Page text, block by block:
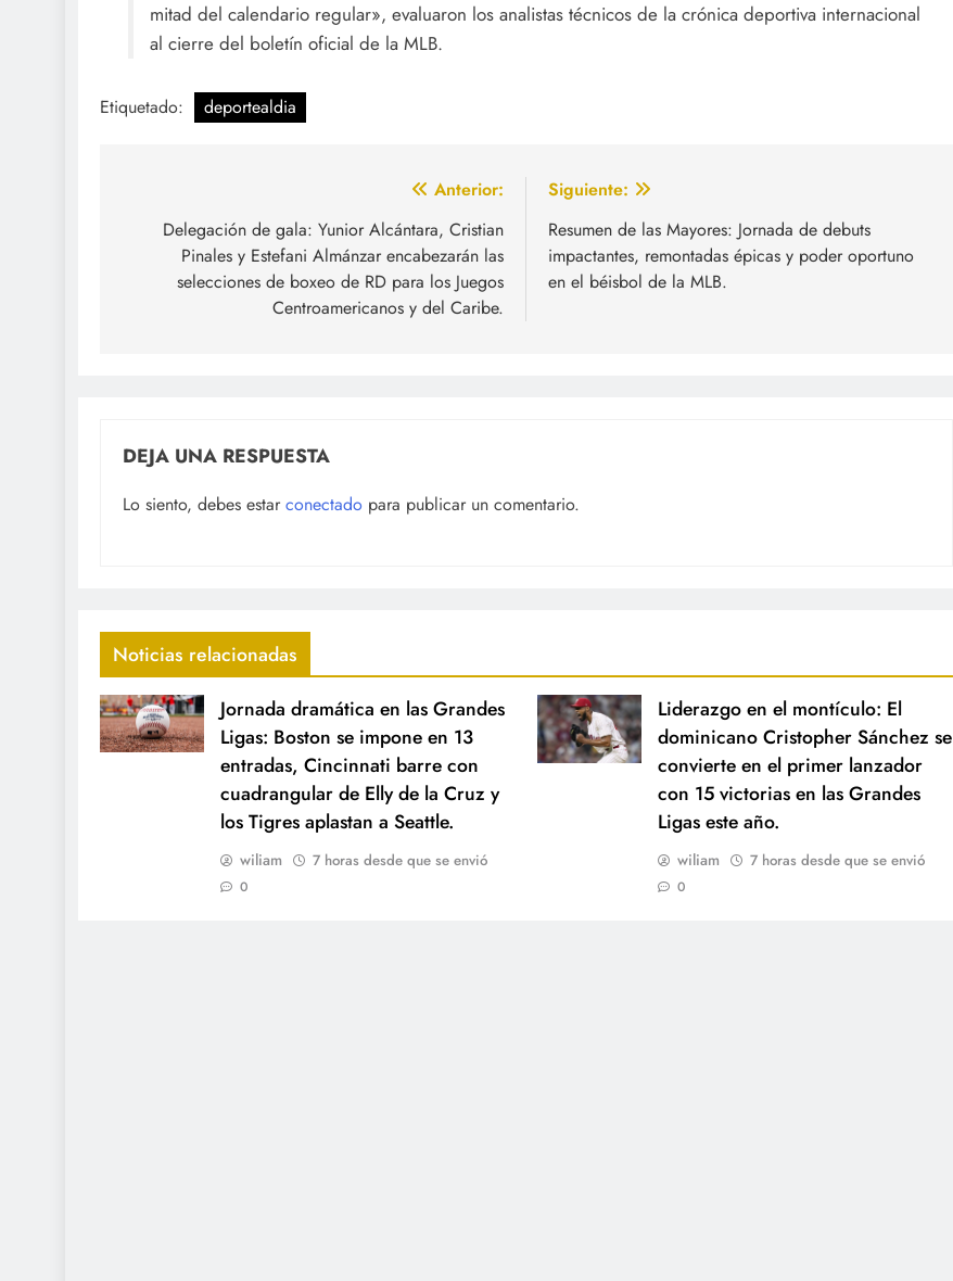
mitad del calendario regular», evaluaron los analistas técnicos de la crónica deportiva internacional
al cierre del boletín oficial de la MLB.
Etiquetado: deportealdia
entradas
Anterior:
Delegación de gala: Yunior Alcántara, Cristian
Pinales y Estefani Almánzar encabezarán las
selecciones de boxeo de RD para los Juegos
Centroamericanos y del Caribe.
Siguiente:
Resumen de las Mayores: Jornada de debuts
impactantes, remontadas épicas y poder oportuno
en el béisbol de la MLB.
DEJA UNA RESPUESTA
Lo siento, debes estar conectado para publicar un comentario.
Noticias relacionadas
Jornada dramática en las Grandes
Ligas: Boston se impone en 13
entradas, Cincinnati barre con
cuadrangular de Elly de la Cruz y
los Tigres aplastan a Seattle.
wiliam 7 horas desde que se envió
0
Liderazgo en el montículo: El
dominicano Cristopher Sánchez se
convierte en el primer lanzador
con 15 victorias en las Grandes
Ligas este año.
wiliam 7 horas desde que se envió
0